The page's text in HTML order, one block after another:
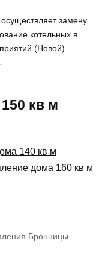
замену
котельных в
(Новой)
кв м
140 кв м
дома 160 кв м
Бронницы